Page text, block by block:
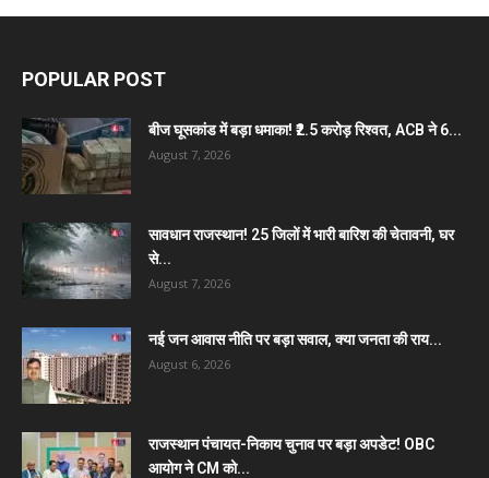
POPULAR POST
बीज घूसकांड में बड़ा धमाका! ₹2.5 करोड़ रिश्वत, ACB ने 6...
August 7, 2026
सावधान राजस्थान! 25 जिलों में भारी बारिश की चेतावनी, घर
से...
August 7, 2026
नई जन आवास नीति पर बड़ा सवाल, क्या जनता की राय...
August 6, 2026
राजस्थान पंचायत-निकाय चुनाव पर बड़ा अपडेट! OBC
आयोग ने CM को...